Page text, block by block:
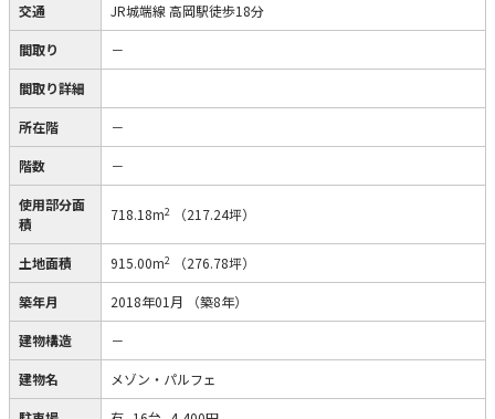
交通 JR城端線 高岡駅徒歩18分
間取り －
間取り詳細
所在階 －
階数 －
使用部分面
積
718.18m2 （217.24坪）
土地面積 915.00m2 （276.78坪）
築年月 2018年01月 （築8年）
建物構造 －
建物名 メゾン・パルフェ